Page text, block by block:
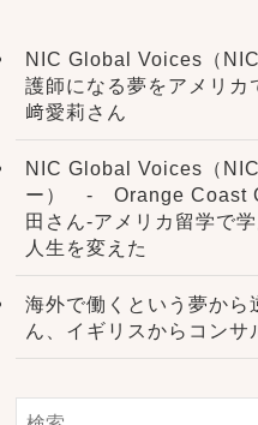
NIC Global Voices（
護師になる夢をアメリ
﨑愛莉さん
NIC Global Voices（
ー） - Orange Coast
田さん-アメリカ留学で
人生を変えた
海外で働くという夢か
ん、イギリスからコン